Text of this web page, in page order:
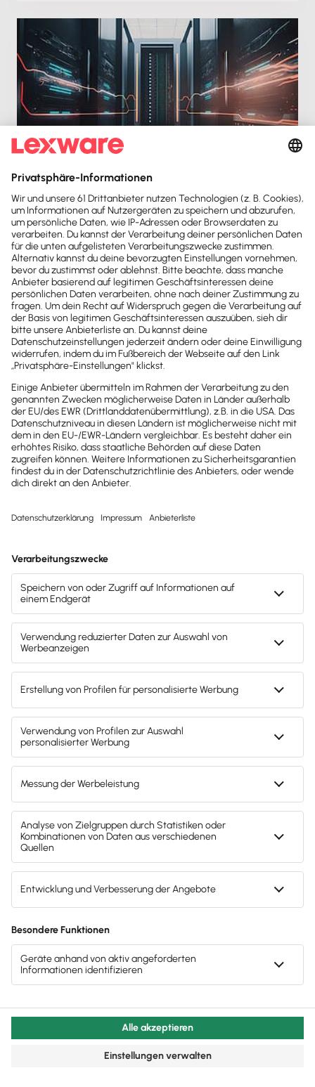
Digitalisierung
KI-Tools und Datenschutz: Ein Widerspruch im
Unternehmen?
Einsatz von KI-Tools wie ChatGPT steigert Effizienz,
aber wie beeinflusst DSGVO deren Nutzung? Dieser
Artikel klärt auf.
Lesezeit 6 Minuten
Jetzt Lexware Office
erleben
von Lexware Office 30 Tage lang
direkt für deine Lexware Office Version
und sparst beim sofortigen Kauf mit
unserem Aktionsrabatt.
30 Tage kostenlos testen
Der Test endet automatisch
Kostenloser Support
Kostenlos testen
stimmst du denDatenschutz­bestimmungen
und den
Sofort50%sparen
Brandheiße
News direkt in